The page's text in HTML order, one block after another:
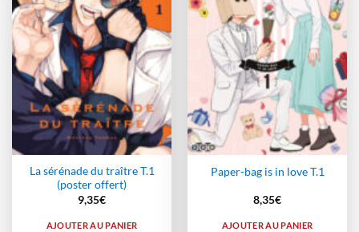
La sérénade du traître T.1
(poster offert)
9,35€
AJOUTER AU PANIER
Paper-bag is in love T.1
8,35€
AJOUTER AU PANIER